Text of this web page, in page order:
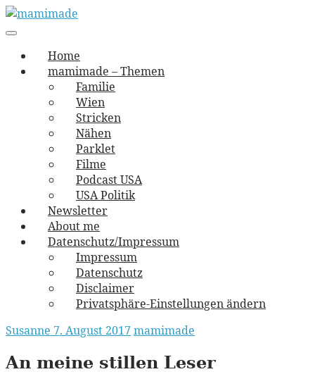
Skip
to
mamimade
vernäht und zugetextet
navigation
Menu
Home
mamimade – Themen
Familie
Wien
Stricken
Nähen
Parklet
Filme
Podcast USA
USA Politik
Newsletter
About me
Datenschutz/Impressum
Impressum
Datenschutz
Disclaimer
Privatsphäre-Einstellungen ändern
Susanne 7. August 2017 mamimade
An meine stillen Leser